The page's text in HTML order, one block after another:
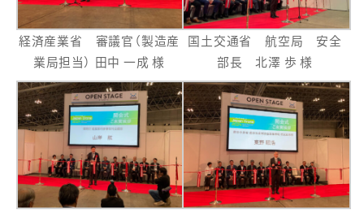
経済産業省 審議官（製造産
業局担当） 田中 一成 様
国土交通省 航空局 安全
部長 北澤 歩 様